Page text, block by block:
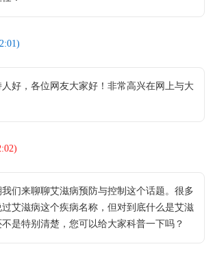
)
，各位网友大家好！非常高兴在网上与大
)
来聊聊艾滋病预防与控制这个话题。很多
过艾滋病这个疾病名称，但对到底什么是艾滋
是特别清楚，您可以给大家科普一下吗？